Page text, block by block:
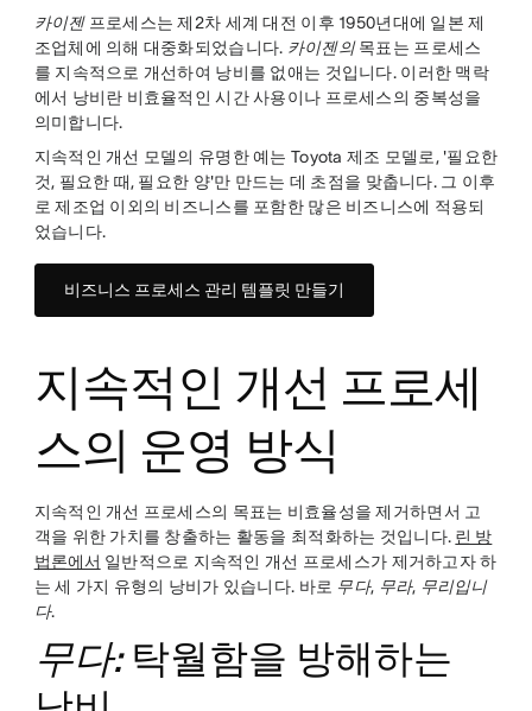
카이젠프로세스는 제2차 세계 대전 이후 1950년대에 일본 제
조업체에 의해 대중화되었습니다. 카이젠의목표는 프로세스
를 지속적으로 개선하여 낭비를 없애는 것입니다. 이러한 맥락
에서 낭비란 비효율적인 시간 사용이나 프로세스의 중복성을
의미합니다.
지속적인 개선 모델의 유명한 예는 Toyota 제조 모델로, '필요한
것, 필요한 때, 필요한 양'만 만드는 데 초점을 맞춥니다. 그 이후
로 제조업 이외의 비즈니스를 포함한 많은 비즈니스에 적용되
었습니다.
비즈니스 프로세스 관리 템플릿 만들기
지속적인 개선 프로세
스의 운영 방식
지속적인 개선 프로세스의 목표는 비효율성을 제거하면서 고
객을 위한 가치를 창출하는 활동을 최적화하는 것입니다. 린 방
법론에서 일반적으로 지속적인 개선 프로세스가 제거하고자 하
는 세 가지 유형의 낭비가 있습니다. 바로 무다, 무라, 무리입니
다.
무다: 탁월함을 방해하는